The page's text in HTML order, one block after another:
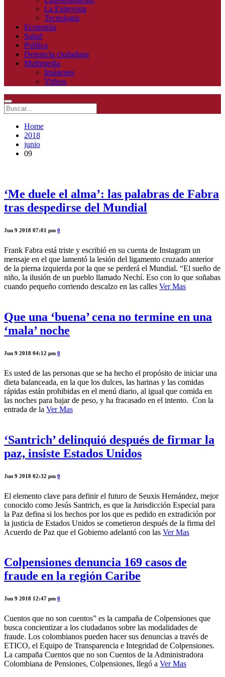
La Entrevista
Tecnologia
Economía
Salud
Política
Denuncia ciudadana
Multimedia
Imágenes
Videos
Home
2018
junio
09
‘Me duele el alma’: las palabras de Fabra
tras despedirse del Mundial
Jun 9 2018 07:01 pm 0
Frank Fabra está triste y escribió en su cuenta de Instagram un
mensaje en el que lamentó la lesión del ligamento cruzado anterior
de la pierna izquierda por la que se perderá el Mundial. “El sueño de
niño, la ilusión de un pueblo llamado Nechí. Eso con lo que soñabas
cuando pequeño corriendo descalzo en las calles Ver Mas
Que una ‘buena’ cena no termine en una
‘mala’ noche
Jun 9 2018 04:12 pm 0
Es usted de las personas que se ha hecho el propósito de iniciar una
dieta balanceada, en la que los dulces, las harinas y las comidas
rápidas están prohibidas en el menú diario, al igual que comida en
las noches para bajar de peso, y ha fracasado en el intento. Con la
entrada de la Ver Mas
‘Santrich’ delinquió después de firmar la
paz, insiste Estados Unidos
Jun 9 2018 02:32 pm 0
El elemento clave para definir el futuro de Seuxis Hernández, mejor
conocido como Jesús Santrich, es que la Jurisdicción Especial para
la Paz defina si los hechos por los que es pedido en extradición por
la justicia de Estados Unidos se cometieron después de la firma del
Acuerdo de Paz que el Gobierno adelantó con las Ver Mas
Colpensiones denuncia 169 casos de
fraude en la región Caribe
Jun 9 2018 12:47 pm 0
Cuentos que no son cuentos” es la campaña de Colpensiones que
busca concientizar a los ciudadanos sobre las modalidades de
fraude. Los colombianos pueden hacer sus denuncias a través de
ETICO, el Equipo de Transparencia e Integridad de Colpensiones.
La campaña Cuentos que no son Cuentos de la Administradora
Colombiana de Pensiones, Colpensiones, llegó a Ver Mas